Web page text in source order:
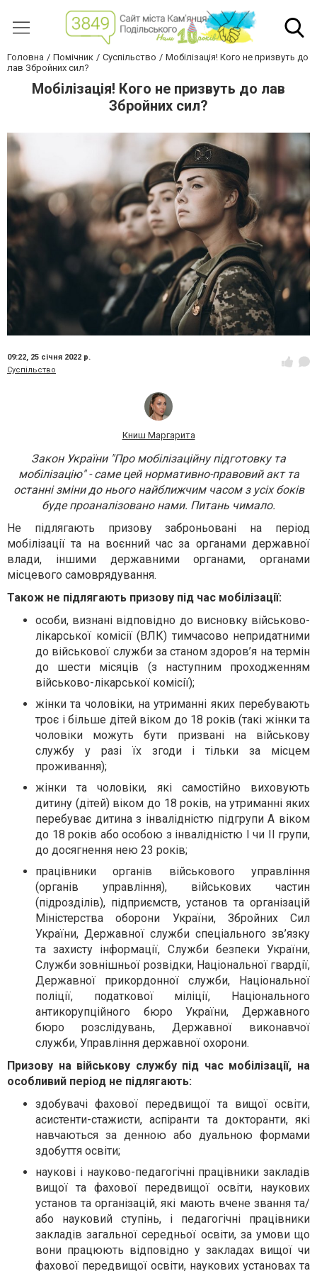
Головна Помічник Суспільство
Мобілізація! Кого не призвуть до
лав Збройних сил?
Мобілізація! Кого не призвуть до лав
Збройних сил?
09:22, 25 січня 2022 р.
Суспільство
Книш Маргарита
Закон України "Про мобілізаційну підготовку та
мобілізацію" - саме цей нормативно-правовий акт та
останні зміни до нього найближчим часом з усіх боків
буде проаналізовано нами. Питань чимало.
Не підлягають призову заброньовані на період
мобілізації та на воєнний час за органами державної
влади, іншими державними органами, органами
місцевого самоврядування.
Також не підлягають призову під час мобілізації:
особи, визнані відповідно до висновку військово-
лікарської комісії (ВЛК) тимчасово непридатними
до військової служби за станом здоров’я на термін
до шести місяців (з наступним проходженням
військово-лікарської комісії);
жінки та чоловіки, на утриманні яких перебувають
троє і більше дітей віком до 18 років (такі жінки та
чоловіки можуть бути призвані на військову
службу у разі їх згоди і тільки за місцем
проживання);
жінки та чоловіки, які самостійно виховують
дитину (дітей) віком до 18 років, на утриманні яких
перебуває дитина з інвалідністю підгрупи А віком
до 18 років або особою з інвалідністю I чи II групи,
до досягнення нею 23 років;
працівники органів військового управління
(органів управління), військових частин
(підрозділів), підприємств, установ та організацій
Міністерства оборони України, Збройних Сил
України, Державної служби спеціального зв’язку
та захисту інформації, Служби безпеки України,
Служби зовнішньої розвідки, Національної гвардії,
Державної прикордонної служби, Національної
поліції, податкової міліції, Національного
антикорупційного бюро України, Державного
бюро розслідувань, Державної виконавчої
служби, Управління державної охорони.
Призову на військову службу під час мобілізації, на
особливий період не підлягають:
здобувачі фахової передвищої та вищої освіти,
асистенти-стажисти, аспіранти та докторанти, які
навчаються за денною або дуальною формами
здобуття освіти;
наукові і науково-педагогічні працівники закладів
вищої та фахової передвищої освіти, наукових
установ та організацій, які мають вчене звання та/
або науковий ступінь, і педагогічні працівники
закладів загальної середньої освіти, за умови що
вони працюють відповідно у закладах вищої чи
фахової передвищої освіти, наукових установах та